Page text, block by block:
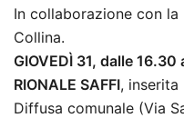
In collaborazione con
Collina.
GIOVEDÌ 31, dalle 16.30
RIONALE SAFFI,
Diffusa comunale (Via